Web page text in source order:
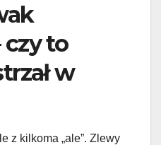
to
w
z kilkoma „ale”. Zlewy